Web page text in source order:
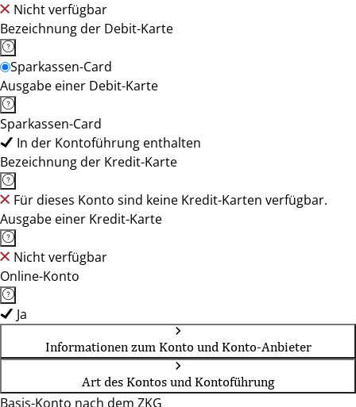
Nicht verfügbar
Bezeichnung der Debit-Karte
Sparkassen-Card
Ausgabe einer Debit-Karte
Sparkassen-Card
In der Kontoführung enthalten
Bezeichnung der Kredit-Karte
Für dieses Konto sind keine Kredit-Karten verfügbar.
Ausgabe einer Kredit-Karte
Nicht verfügbar
Online-Konto
Ja
Informationen zum Konto und Konto-Anbieter
Art des Kontos und Kontoführung
Basis-Konto nach dem ZKG